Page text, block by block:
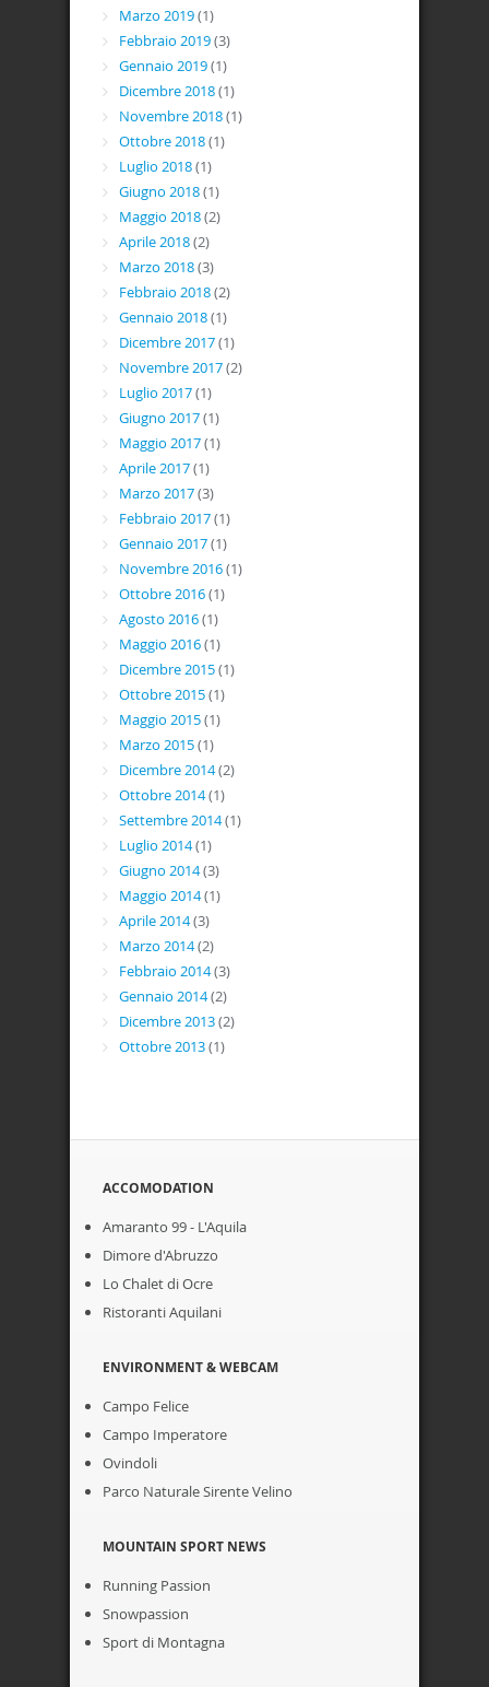
Marzo 2019(1)
Febbraio 2019(3)
Gennaio 2019(1)
Dicembre 2018(1)
Novembre 2018(1)
Ottobre 2018(1)
Luglio 2018(1)
Giugno 2018(1)
Maggio 2018(2)
Aprile 2018(2)
Marzo 2018(3)
Febbraio 2018(2)
Gennaio 2018(1)
Dicembre 2017(1)
Novembre 2017(2)
Luglio 2017(1)
Giugno 2017(1)
Maggio 2017(1)
Aprile 2017(1)
Marzo 2017(3)
Febbraio 2017(1)
Gennaio 2017(1)
Novembre 2016(1)
Ottobre 2016(1)
Agosto 2016(1)
Maggio 2016(1)
Dicembre 2015(1)
Ottobre 2015(1)
Maggio 2015(1)
Marzo 2015(1)
Dicembre 2014(2)
Ottobre 2014(1)
Settembre 2014(1)
Luglio 2014(1)
Giugno 2014(3)
Maggio 2014(1)
Aprile 2014(3)
Marzo 2014(2)
Febbraio 2014(3)
Gennaio 2014(2)
Dicembre 2013(2)
Ottobre 2013(1)
ACCOMODATION
Amaranto 99 - L'Aquila
Dimore d'Abruzzo
Lo Chalet di Ocre
Ristoranti Aquilani
ENVIRONMENT & WEBCAM
Campo Felice
Campo Imperatore
Ovindoli
Parco Naturale Sirente Velino
MOUNTAIN SPORT NEWS
Running Passion
Snowpassion
Sport di Montagna